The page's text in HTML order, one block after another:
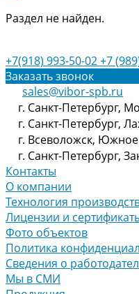
Раздел не найден.
+7(918) 993-50-02+7
Заказать звонок
sales@vibor-spb.ru
г. Санкт-Петербург,
г. Санкт-Петербург,
г. Всеволожск,
г. Санкт-Петербург,
Контакты
О компании
Технология
Лицензии и
Фото объектов
Политика
Сведения о
Мы в СМИ